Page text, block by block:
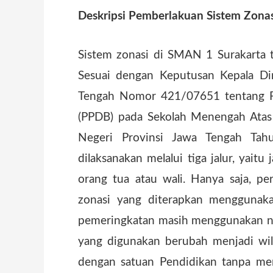
Deskripsi Pemberlakuan Sistem
Sistem zonasi di SMAN 1
Sesuai dengan Keputusan Kepala
Tengah Nomor 421/07651 tentang
(PPDB) pada Sekolah Menengah
Negeri Provinsi Jawa Tengah
dilaksanakan melalui tiga jalur, yaitu
orang tua atau wali. Hanya saja,
zonasi yang diterapkan
pemeringkatan masih menggunakan
yang digunakan berubah menjadi
dengan satuan Pendidikan tanpa